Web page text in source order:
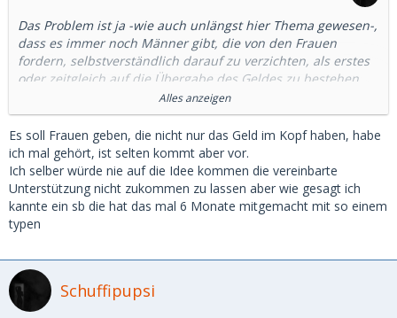
Das Problem ist ja -wie auch unlängst hier Thema gewesen-,
dass es immer noch Männer gibt, die von den Frauen
fordern, selbstverständlich darauf zu verzichten, als erstes
oder zeitgleich auf die Übergabe des Geldes zu bestehen
(am Anfang einer Sd-Beziehung).
Vertrauen muss wachsen. Später ist sowas alles kein Thema
mehr, aber zu Beginn muss eine Lösung her, die beide
möglichst absichert.
Warum aber man zu einem mehrfachen Treffen geht,
wenn's schon beim ersten Mal eher Miss- statt Vertrauen
erzeugt, verstehe ich allerdings weniger.
Würde die Frau das Geld einstecken und verschwinden,
würde der Mann ihr doch nicht nochmal Geld im Voraus in
die Hand drücken, sodass sie nochmal weglaufen kann.
Und kein Mann würde für drei Treffen zahlen und erst dann
soll eines stattfinden. 🤷🏻‍♀️
Alles anzeigen
Es soll Frauen geben, die nicht nur das Geld im Kopf haben, habe
ich mal gehört, ist selten kommt aber vor.
Ich selber würde nie auf die Idee kommen die vereinbarte
Unterstützung nicht zukommen zu lassen aber wie gesagt ich
kannte ein sb die hat das mal 6 Monate mitgemacht mit so einem
typen
Schuffipupsi